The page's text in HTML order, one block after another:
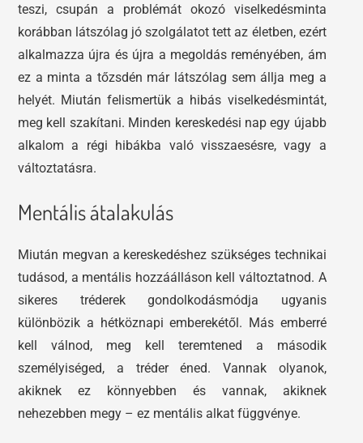
teszi, csupán a problémát okozó viselkedésminta
korábban látszólag jó szolgálatot tett az életben, ezért
alkalmazza újra és újra a megoldás reményében, ám
ez a minta a tőzsdén már látszólag sem állja meg a
helyét. Miután felismertük a hibás viselkedésmintát,
meg kell szakítani. Minden kereskedési nap egy újabb
alkalom a régi hibákba való visszaesésre, vagy a
változtatásra.
Mentális átalakulás
Miután megvan a kereskedéshez szükséges technikai
tudásod, a mentális hozzáálláson kell változtatnod. A
sikeres tréderek gondolkodásmódja ugyanis
különbözik a hétköznapi emberekétől. Más emberré
kell válnod, meg kell teremtened a második
személyiséged, a tréder éned. Vannak olyanok,
akiknek ez könnyebben és vannak, akiknek
nehezebben megy – ez mentális alkat függvénye.